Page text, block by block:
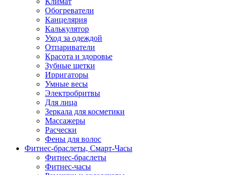
Обогреватели
Канцелярия
Калькулятор
Уход за одеждой
Отпариватели
Красота и здоровье
Зубные щетки
Ирригаторы
Умные весы
Электробритвы
Для лица
Зеркала для косметики
Массажеры
Расчески
Фены для волос
Фитнес-браслеты, Смарт-Часы
Фитнес-браслеты
Фитнес-часы